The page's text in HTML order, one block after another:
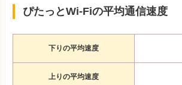
ぴたっとWi-Fiの平均通信速度
下りの平均速度
上りの平均速度